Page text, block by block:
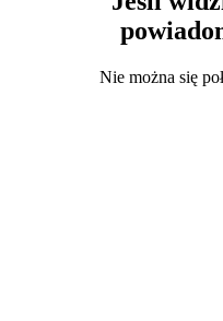
Nie można się